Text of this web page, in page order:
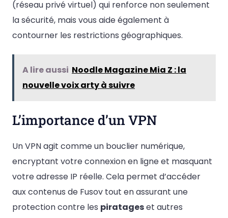
(réseau privé virtuel) qui renforce non seulement
la sécurité, mais vous aide également à
contourner les restrictions géographiques.
A lire aussi Noodle Magazine Mia Z : la
nouvelle voix arty à suivre
L’importance d’un VPN
Un VPN agit comme un bouclier numérique,
encryptant votre connexion en ligne et masquant
votre adresse IP réelle. Cela permet d’accéder
aux contenus de Fusov tout en assurant une
protection contre les piratageset autres